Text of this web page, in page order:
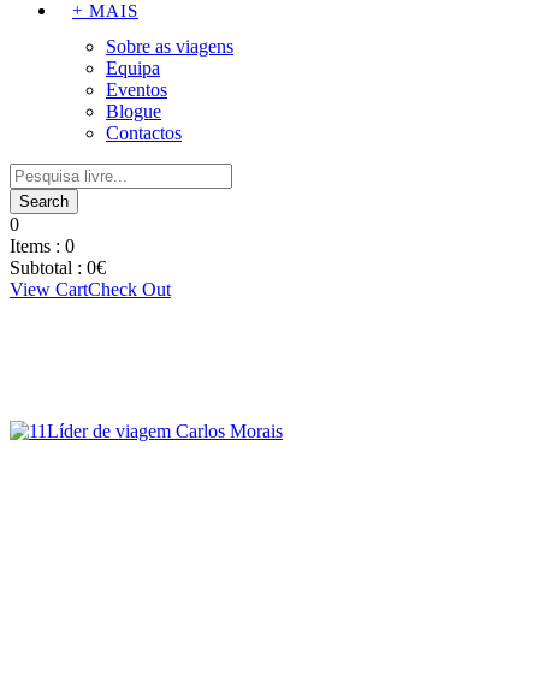
+ MAIS
Sobre as viagens
Equipa
Eventos
Blogue
Contactos
0
Items : 0
Subtotal : 0€
View CartCheck Out